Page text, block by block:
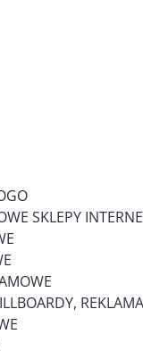
SKLEPY